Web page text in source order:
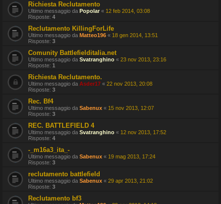
Richiesta Reclutamento
Ultimo messaggio da Popolar « 12 feb 2014, 03:08
Risposte: 4
Reclutamento KillingForLife
Ultimo messaggio da Matteo196 « 18 gen 2014, 13:51
Risposte: 3
Comunity Battlefielditalia.net
Ultimo messaggio da Svatranghino « 23 nov 2013, 23:16
Risposte: 1
Richiesta Reclutamento.
Ultimo messaggio da Asder17 « 22 nov 2013, 20:08
Risposte: 3
Rec. Bf4
Ultimo messaggio da Sabenux « 15 nov 2013, 12:07
Risposte: 3
REC. BATTLEFIELD 4
Ultimo messaggio da Svatranghino « 12 nov 2013, 17:52
Risposte: 4
-_m16a3_ita_-
Ultimo messaggio da Sabenux « 19 mag 2013, 17:24
Risposte: 3
reclutamento battlefield
Ultimo messaggio da Sabenux « 29 apr 2013, 21:02
Risposte: 3
Reclutamento bf3